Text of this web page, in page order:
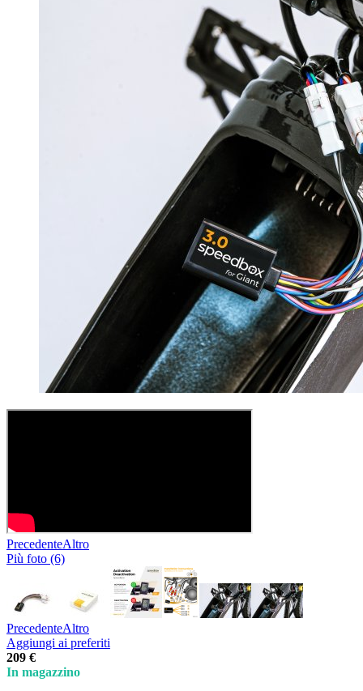
PrecedenteAltro
Più foto (6)
PrecedenteAltro
Aggiungi ai preferiti
209 €
In magazzino